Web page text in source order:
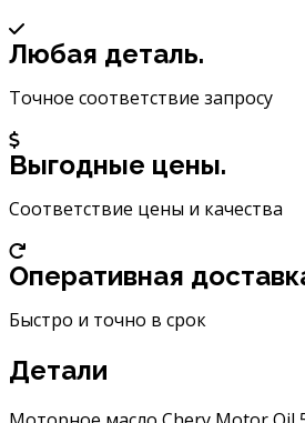
40
4L
Любая деталь.
Точное соответствие запросу
Выгодные цены.
Соответствие цены и качества
Оперативная
Быстро и точно в срок
Детали